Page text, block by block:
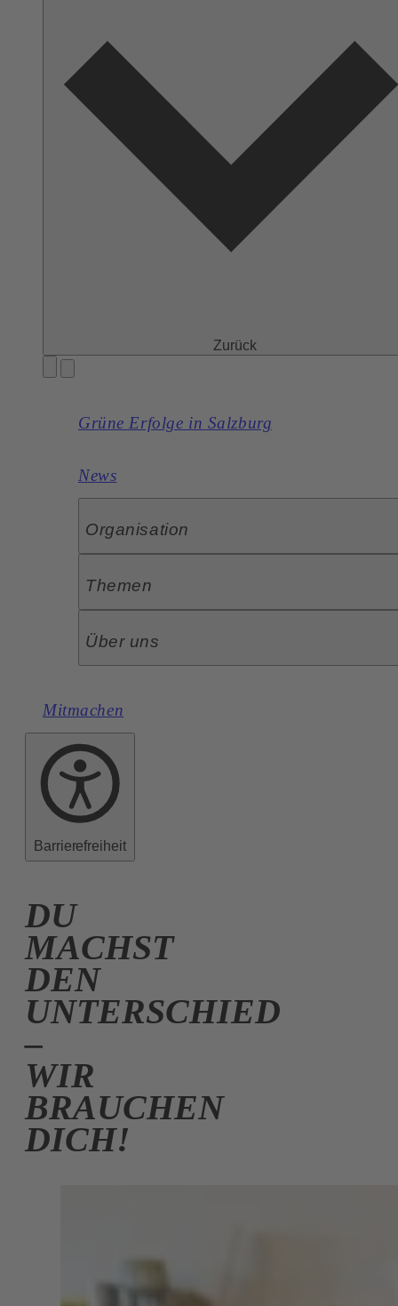
Zurück
Grüne Erfolge in Salzburg
News
Organisation
Themen
Über uns
Mitmachen
Barrierefreiheit
DU
MACHST
DEN
UNTERSCHIED
–
WIR
BRAUCHEN
DICH!